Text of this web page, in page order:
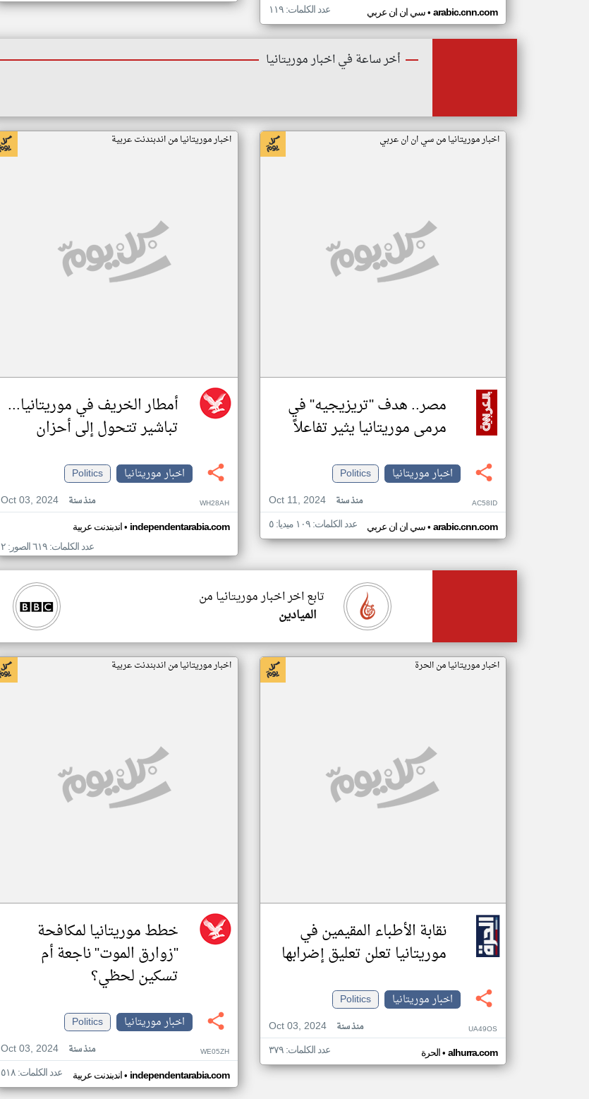
سي ان ان عربي• arabic.cnn.com عدد الكلمات: ١١٩
أخر ساعة في اخبار موريتانيا
اخبار موريتانيا من سي ان ان عربي
مصر.. هدف "تريزيجيه" في
مرمى موريتانيا يثير تفاعلاً
اخبار موريتانيا
Politics
Oct 11, 2024
منذ سنة AC58ID
سي ان ان عربي• arabic.cnn.com عدد الكلمات: ١٠٩ ميديا: ٥
اخبار موريتانيا من اندبندنت عربية
أمطار الخريف في موريتانيا...
تباشير تتحول إلى أحزان
اخبار موريتانيا
Politics
Oct 03, 2024
منذ سنة WH28AH
اندبندنت عربية• independentarabia.com
عدد الكلمات: ٦١٩ الصور: ٢
تابع اخر اخبار موريتانيا من
الميادين
اخبار موريتانيا من الحرة
نقابة الأطباء المقيمين في
موريتانيا تعلن تعليق إضرابها
اخبار موريتانيا
Politics
Oct 03, 2024
منذ سنة UA49OS
الحرة• alhurra.com عدد الكلمات: ٣٧٩
اخبار موريتانيا من اندبندنت عربية
خطط موريتانيا لمكافحة
"زوارق الموت" ناجعة أم
تسكين لحظي؟
اخبار موريتانيا
Politics
Oct 03, 2024
منذ سنة WE05ZH
اندبندنت عربية• independentarabia.com عدد الكلمات: ٥١٨